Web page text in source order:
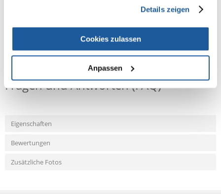
Details zeigen
Cookies zulassen
Anpassen
NEUE NACHRICHT
Fragen und Antworten (FAQ)
Eigenschaften
Bewertungen
Zusätzliche Fotos